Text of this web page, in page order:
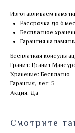
Изготавливаем
Рассрочка до 6
Бесплатное
Гарантия на
Бесплатная
Гранит: Гранит
Хранение: Бесплатно
Гарантия, лет: 5
Акция: Да
Смотрите